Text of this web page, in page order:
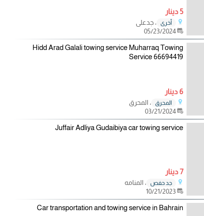
5 دينار
أخرى
، جدعلي
05/23/2024
Hidd Arad Galali towing service Muharraq Towing
Service 66694419
6 دينار
المحرق
، المحرق
03/21/2024
Juffair Adliya Gudaibiya car towing service
7 دينار
جد حفص
، المنامه
10/21/2023
Car transportation and towing service in Bahrain